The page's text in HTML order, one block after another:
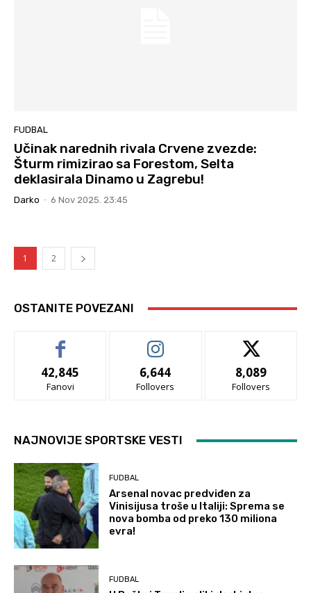
FUDBAL
Učinak narednih rivala Crvene zvezde:
Šturm rimizirao sa Forestom, Selta
deklasirala Dinamo u Zagrebu!
Darko - 6 Nov 2025. 23:45
1 2
OSTANITE POVEZANI
42,845
Fanovi
6,644
Follovers
8,089
Follovers
NAJNOVIJE SPORTSKE VESTI
FUDBAL
Arsenal novac predviđen za
Vinisijusa troše u Italiji: Sprema se
nova bomba od preko 130 miliona
evra!
FUDBAL